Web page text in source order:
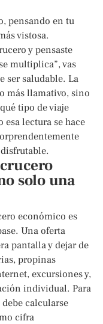
pensando en tu
vistosa.
y pensaste
multiplica”, vas
ser saludable. La
más llamativo, sino
tipo de viaje
lectura se hace
solo una
económico es
Una oferta
pantalla y dejar de
propinas
excursiones y,
individual. Para
calcularse
cifra